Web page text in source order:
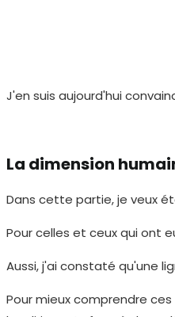
J'en suis aujourd'hui
La dimension
Dans cette partie, je veux
Pour celles et ceux qui ont
Aussi, j'ai constaté qu'une
Pour mieux comprendre